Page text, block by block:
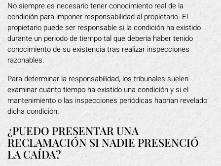
No siempre es necesario tener conocimiento real de la
condición para imponer responsabilidad al propietario. El
propietario puede ser responsable si la condición ha existido
durante un periodo de tiempo tal que debería haber tenido
conocimiento de su existencia tras realizar inspecciones
razonables.
Para determinar la responsabilidad, los tribunales suelen
examinar cuánto tiempo ha existido una condición y si el
mantenimiento o las inspecciones periódicas habrían revelado
dicha condición.
¿PUEDO PRESENTAR UNA
RECLAMACIÓN SI NADIE PRESENCIÓ
LA CAÍDA?